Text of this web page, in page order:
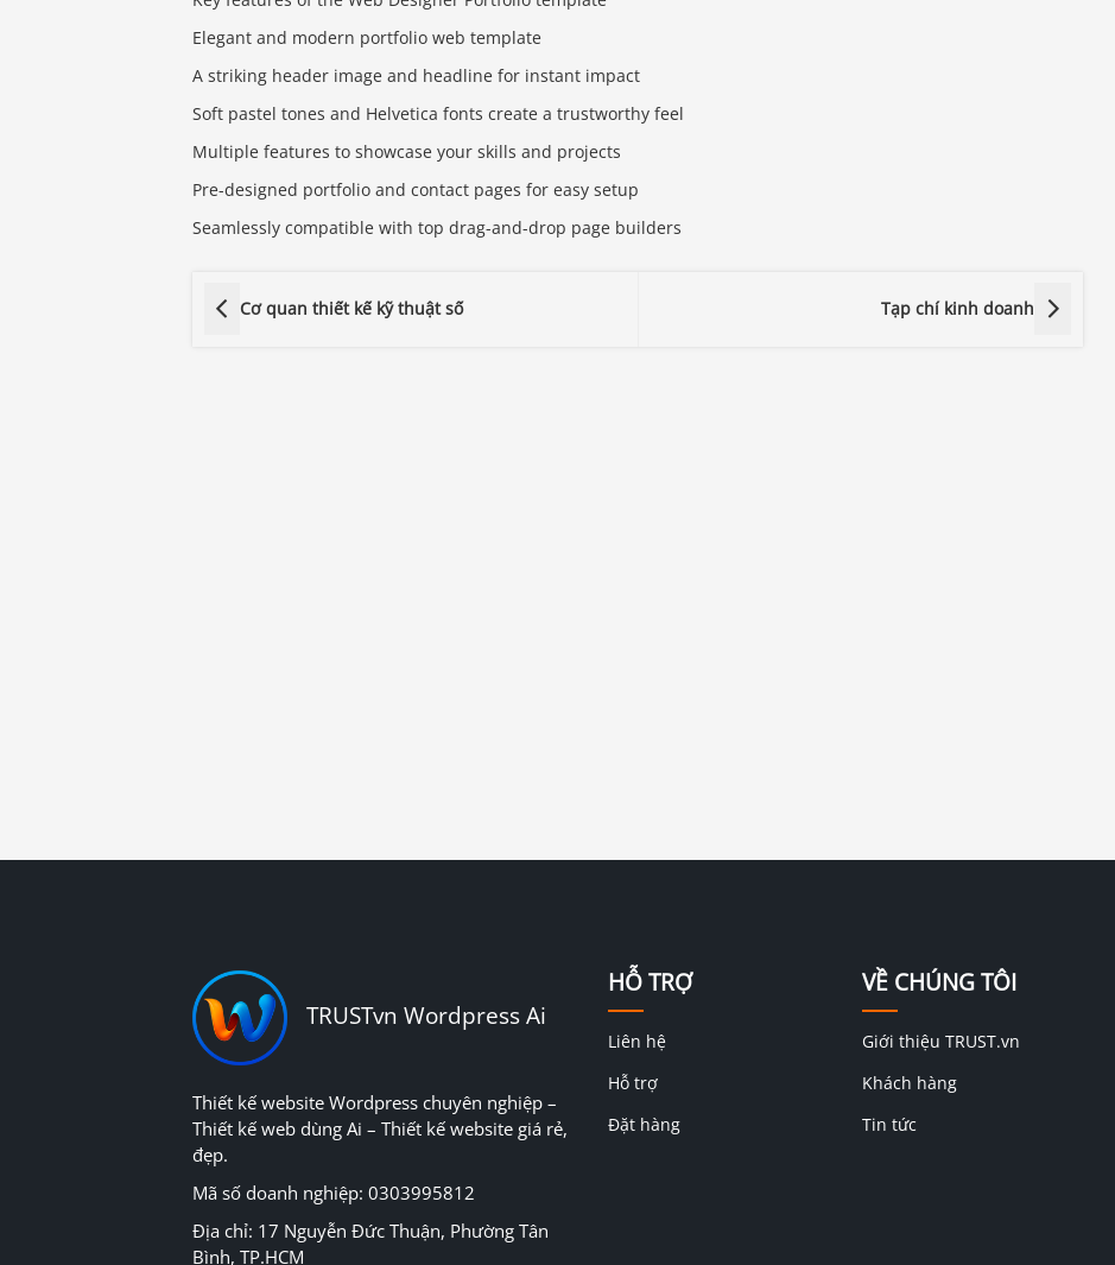
Elegant and modern portfolio web template
A striking header image and headline for instant impact
Soft pastel tones and Helvetica fonts create a trustworthy feel
Multiple features to showcase your skills and projects
Pre-designed portfolio and contact pages for easy setup
Seamlessly compatible with top drag-and-drop page builders
Cơ quan thiết kế kỹ thuật số Tạp chí kinh doanh
TRUSTvn Wordpress Ai
Thiết kế website Wordpress chuyên nghiệp –
Thiết kế web dùng Ai – Thiết kế website giá rẻ,
đẹp.
Mã số doanh nghiệp: 0303995812
Địa chỉ: 17 Nguyễn Đức Thuận, Phường Tân
Bình, TP.HCM
HỖ TRỢ
Liên hệ
Hỗ trợ
Đặt hàng
VỀ CHÚNG TÔI
Giới thiệu TRUST.vn
Khách hàng
Tin tức